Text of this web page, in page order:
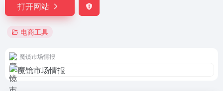
打开网站
电商工具
魔镜市场情报